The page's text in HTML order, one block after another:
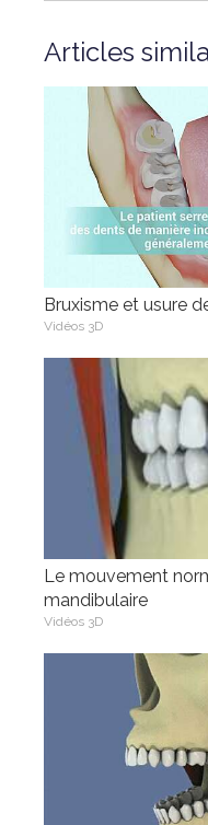
Articles
Bruxisme et usure
Vidéos 3D
Le mouvement
mandibulaire
Vidéos 3D